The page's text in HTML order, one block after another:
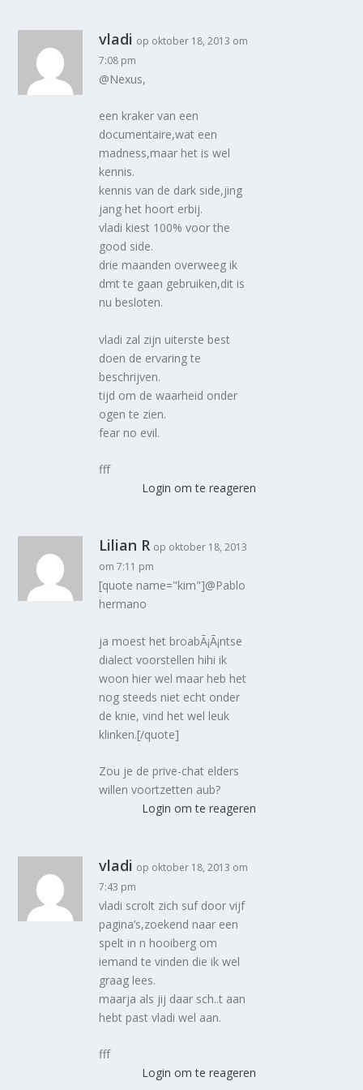
vladi op oktober 18, 2013 om
7:08 pm
@Nexus,
een kraker van een
documentaire,wat een
madness,maar het is wel
kennis.
kennis van de dark side,jing
jang het hoort erbij.
vladi kiest 100% voor the
good side.
drie maanden overweeg ik
dmt te gaan gebruiken,dit is
nu besloten.
vladi zal zijn uiterste best
doen de ervaring te
beschrijven.
tijd om de waarheid onder
ogen te zien.
fear no evil.
fff
Login om te reageren
Lilian R op oktober 18, 2013
om 7:11 pm
[quote name="kim"]@Pablo
hermano
ja moest het broabÃ¡Ã¡ntse
dialect voorstellen hihi ik
woon hier wel maar heb het
nog steeds niet echt onder
de knie, vind het wel leuk
klinken.[/quote]
Zou je de prive-chat elders
willen voortzetten aub?
Login om te reageren
vladi op oktober 18, 2013 om
7:43 pm
vladi scrolt zich suf door vijf
pagina’s,zoekend naar een
spelt in n hooiberg om
iemand te vinden die ik wel
graag lees.
maarja als jij daar sch..t aan
hebt past vladi wel aan.
fff
Login om te reageren